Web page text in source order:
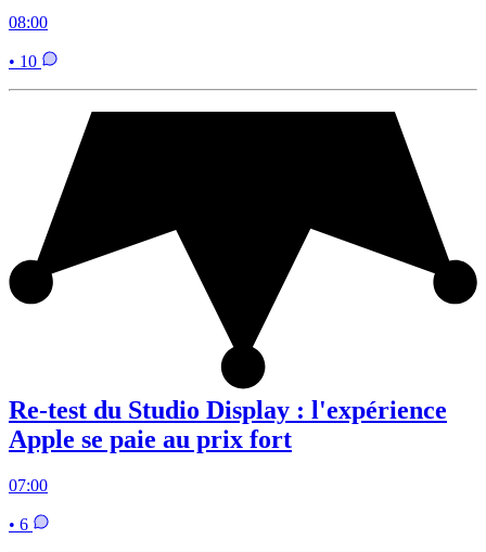
08:00
• 10
Re-test du Studio Display : l'expérience
Apple se paie au prix fort
07:00
• 6